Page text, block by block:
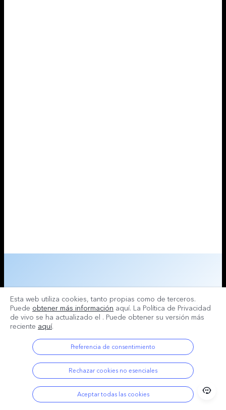
Esta web utiliza cookies, tanto propias como de terceros.
Puede obtener más información aquí. La Política de Privacidad
de vivo se ha actualizado el . Puede obtener su versión más
reciente aquí.
Preferencia de consentimiento
Rechazar cookies no esenciales
Aceptar todas las cookies